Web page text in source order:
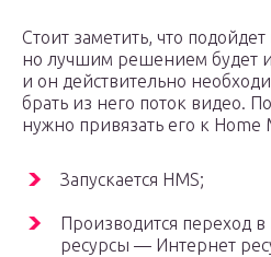
Стоит заметить, что
но лучшим решением будет
и он действительно
брать из него поток видео.
нужно привязать его к Home
Запускается HMS;
Производится переход
ресурсы — Интернет